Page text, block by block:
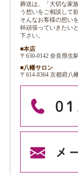
葬送は、「大切な家
う想いをご相談して
そんなお客様の想い
杯頑張っていきたい
下さい。
■本店
〒630-0142 奈良県生
■八幡サロン
〒614-8364 京都府八